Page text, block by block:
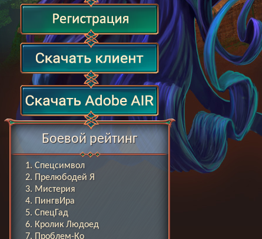
Боевой рейтинг
Спецсимвол
Прелюбодей Я
Мистерия
ПингвИра
СпецГад
Кролик Людоед
Проблем-Ко